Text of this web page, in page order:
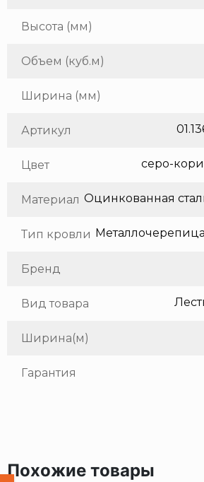
Высота (мм)
Объем (куб.м)
Ширина (мм)
Артикул
Цвет серо-
Материал
Тип кровли
Бренд
Вид товара
Ширина(м)
Гарантия
Похожие товары